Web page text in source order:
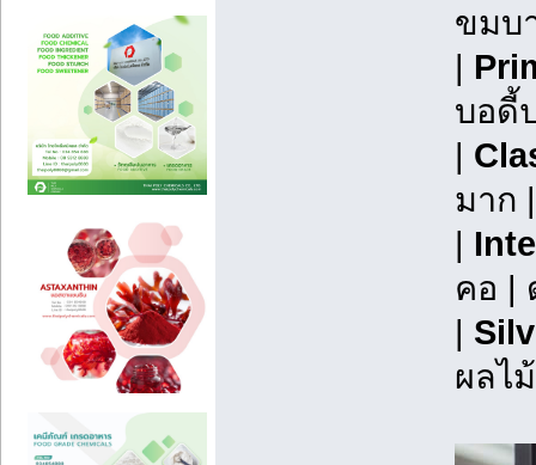
ขมบ
บอดี้
มาก
คอ |
ผลไ